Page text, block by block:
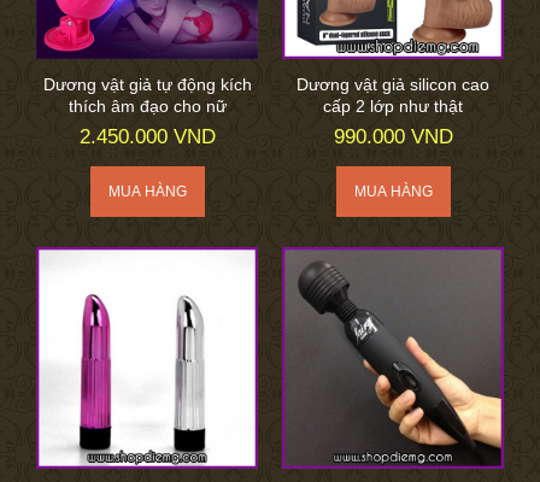
Dương vật giả tự động kích
thích âm đạo cho nữ
2.450.000 VND
Dương vật giả silicon cao
cấp 2 lớp như thật
990.000 VND